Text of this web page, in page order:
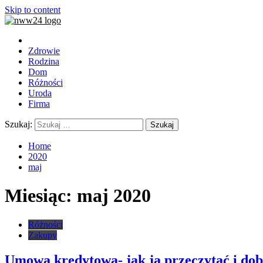
Skip to content
Zdrowie
Rodzina
Dom
Różności
Uroda
Firma
Szukaj:
Home
2020
maj
Miesiąc: maj 2020
Różności
Zakupy
Umowa kredytowa- jak ją przeczytać i